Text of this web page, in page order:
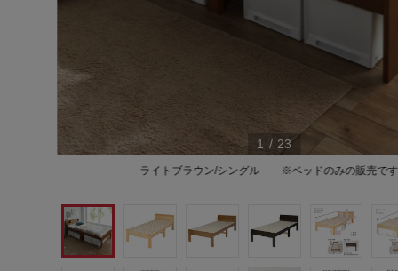
ライトブラウン/シングル ※ベッドのみの販売で
1 / 23